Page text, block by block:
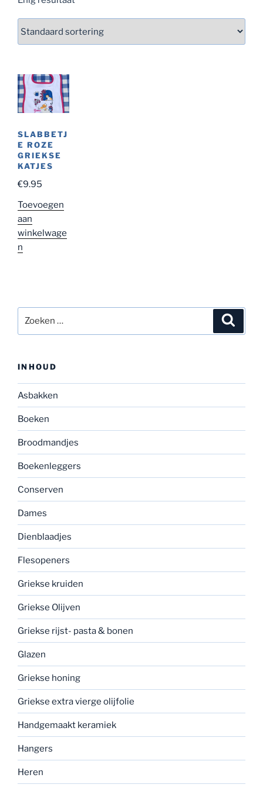
SLABBETJ
E ROZE
GRIEKSE
KATJES
€9.95
Toevoegen
aan
winkelwage
n
naar:
INHOUD
Asbakken
Boeken
Broodmandjes
Boekenleggers
Conserven
Dames
Dienblaadjes
Flesopeners
Griekse kruiden
Griekse Olijven
Griekse rijst- pasta & bonen
Glazen
Griekse honing
Griekse extra vierge olijfolie
Handgemaakt keramiek
Hangers
Heren